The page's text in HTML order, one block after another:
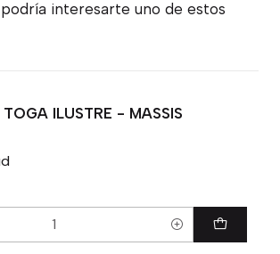
interesarte uno de estos
ILUSTRE - MASSIS